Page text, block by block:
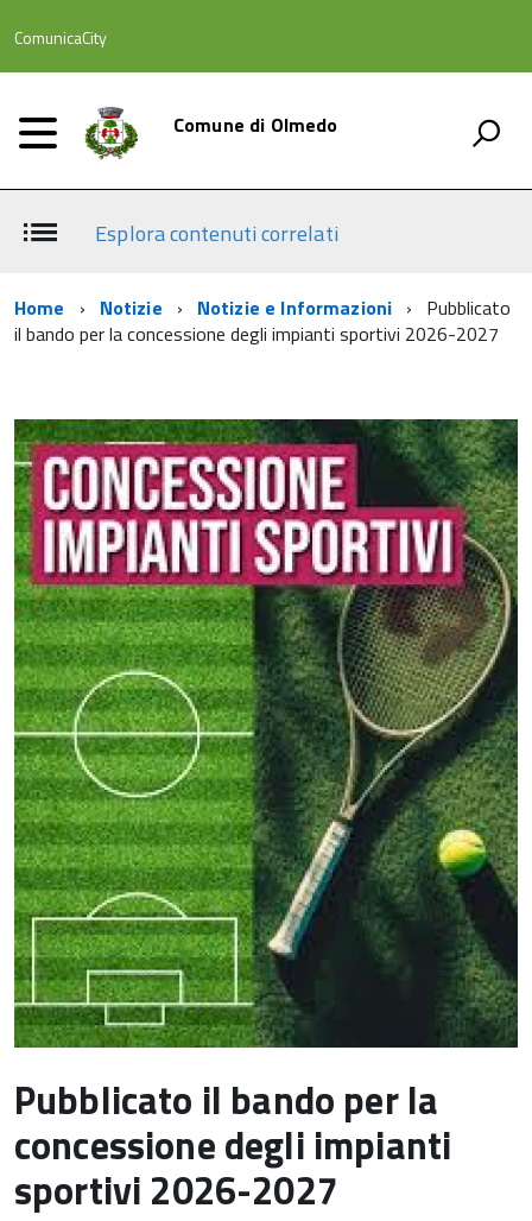
ComunicaCity
Comune di Olmedo
Esplora contenuti correlati
Home Notizie Notizie e Informazioni
Pubblicato
il bando per la concessione degli impianti sportivi 2026-2027
Pubblicato il bando per la
concessione degli impianti
sportivi 2026-2027